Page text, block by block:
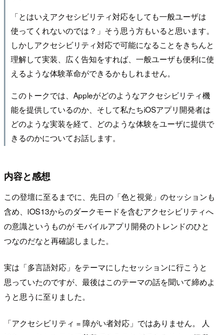
「とはいえアクセシビリティ対応をしても一般ユーザは
使ってくれないのでは？」そう思う方もいると思います。
しかしアクセシビリティ対応で可能になることをきちんと
理解して実装、広く告知をすれば、一般ユーザも便利に使
えるような体験革命ができるかもしれません。
このトークでは、Appleがどのようなアクセシビリティ機
能を提供しているのか、そして私たちiOSアプリ開発者は
どのような実装を経て、どのような体験をユーザに提供で
きるのかについてお話します。
内容と感想
この登壇に至るまでに、先日の「色と視覚」のセッションも
含め、iOS13からのダークモードを含むアクセシビリティへ
の意識というものが モバイルアプリ開発のトレンドのひと
つなのだなと再確認しました。
実は「多言語対応」をテーマにしたセッションに行こうと
思っていたのですが、最後はこのテーマの話を聞いて締めよ
うと思うに至りました。
「アクセシビリティ = 障がい者対応」ではありません。 人